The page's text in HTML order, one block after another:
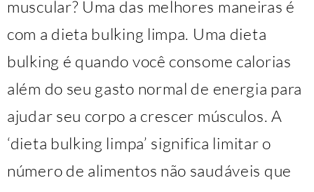
muscular? Uma das melhores maneiras é
com a dieta bulking limpa. Uma dieta
bulking é quando você consome calorias
além do seu gasto normal de energia para
ajudar seu corpo a crescer músculos. A
‘dieta bulking limpa’ significa limitar o
número de alimentos não saudáveis ​​que